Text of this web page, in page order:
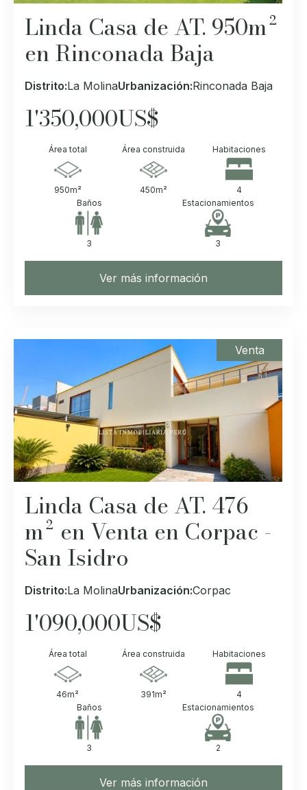
Linda Casa de AT. 950m²
en Rinconada Baja
Distrito:La MolinaUrbanización:Rinconada Baja
1'350,000US$
Área total
950m²
Área construida
450m²
Habitaciones
4
Baños
3
Estacionamientos
3
Ver más información
Venta
Linda Casa de AT. 476
m² en Venta en Corpac -
San Isidro
Distrito:La MolinaUrbanización:Corpac
1'090,000US$
Área total
46m²
Área construida
391m²
Habitaciones
4
Baños
3
Estacionamientos
2
Ver más información